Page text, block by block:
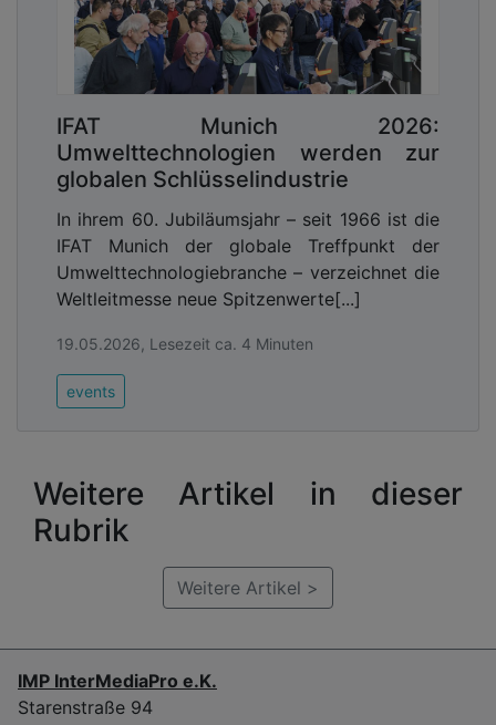
IFAT Munich 2026:
Umwelttechnologien werden zur
globalen Schlüsselindustrie
In ihrem 60. Jubiläumsjahr – seit 1966 ist die
IFAT Munich der globale Treffpunkt der
Umwelttechnologiebranche – verzeichnet die
Weltleitmesse neue Spitzenwerte[...]
19.05.2026, Lesezeit ca. 4 Minuten
events
Weitere Artikel in dieser
Rubrik
Weitere Artikel >
IMP InterMediaPro e.K.
Starenstraße 94